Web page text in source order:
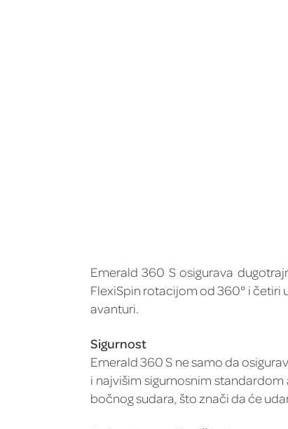
Emerald 360 S osigurava
FlexiSpin rotacijom od 360° i četiri
avanturi.
Sigurnost
Emerald 360 S ne samo da
i najvišim sigurnosnim
bočnog sudara, što znači da će